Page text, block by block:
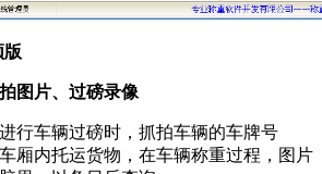
版
图片、过磅录像
行车辆过磅时，抓拍车辆的车牌号
厢内托运货物，在车辆称重过程，图片